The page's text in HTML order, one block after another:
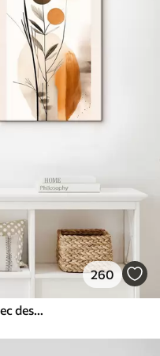
260
Imitation de peinture abstraite avec des cercles orange et gris, des feuilles et des branches, style moderne, effet aquarelle